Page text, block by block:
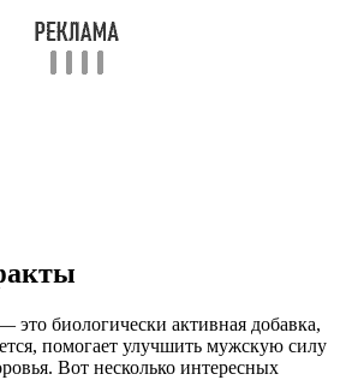
биологически активная добавка,
помогает улучшить мужскую силу
Вот несколько интересных